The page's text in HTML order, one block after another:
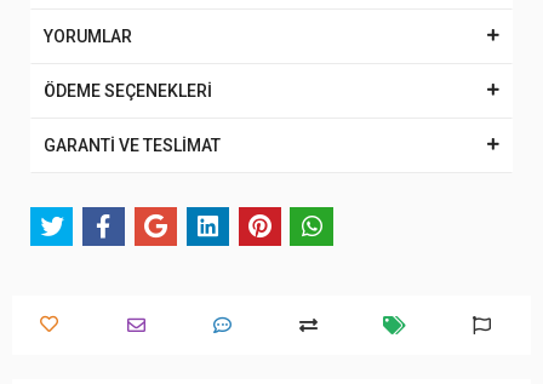
YORUMLAR
ÖDEME SEÇENEKLERİ
GARANTİ VE TESLİMAT